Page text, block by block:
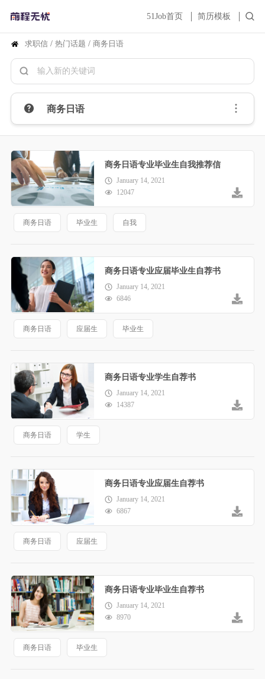
51Job首页 简历模板
求职信 / 热门话题 / 商务日语
商务日语
商务日语专业毕业生自我推荐信
January 14, 2021
12047
商务日语 毕业生 自我
商务日语专业应届毕业生自荐书
January 14, 2021
6846
商务日语 应届生 毕业生
商务日语专业学生自荐书
January 14, 2021
14387
商务日语 学生
商务日语专业应届生自荐书
January 14, 2021
6867
商务日语 应届生
商务日语专业毕业生自荐书
January 14, 2021
8970
商务日语 毕业生